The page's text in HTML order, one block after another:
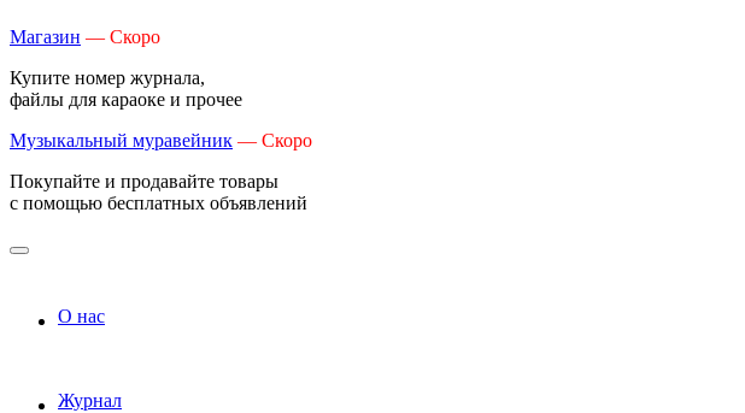
Магазин — Скоро
Купите номер журнала,
файлы для караоке и прочее
Музыкальный муравейник — Скоро
Покупайте и продавайте товары
с помощью бесплатных объявлений
О нас
Журнал